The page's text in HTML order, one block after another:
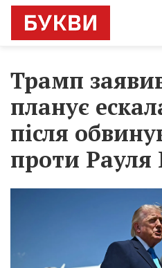
Трамп
планує
після
проти Рауля